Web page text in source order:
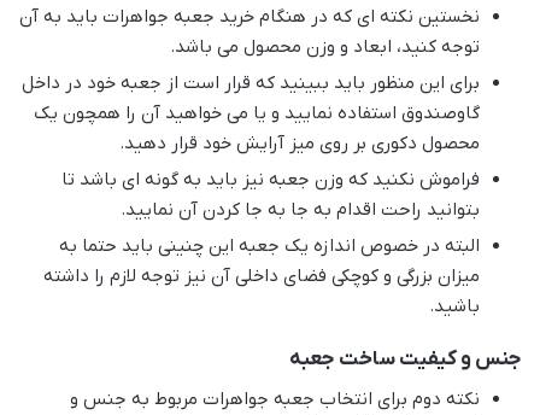
نخستین نکته ای که در هنگام خرید جعبه جواهرات باید به آن
توجه کنید، ابعاد و وزن محصول می باشد.
برای این منظور باید ببینید که قرار است از جعبه خود در داخل
گاوصندوق استفاده نمایید و یا می خواهید آن را همچون یک
محصول دکوری بر روی میز آرایش خود قرار دهید.
فراموش نکنید که وزن جعبه نیز باید به گونه ای باشد تا
بتوانید راحت اقدام به جا به جا کردن آن نمایید.
البته در خصوص اندازه یک جعبه این چنینی باید حتما به
میزان بزرگی و کوچکی فضای داخلی آن نیز توجه لازم را داشته
باشید.
جنس و کیفیت ساخت جعبه
نکته دوم برای انتخاب جعبه جواهرات مربوط به جنس و